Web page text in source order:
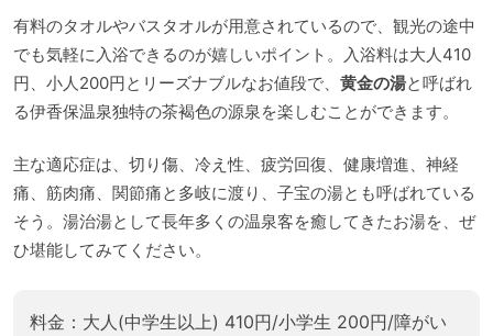
有料のタオルやバスタオルが用意されているので、観光の途中
でも気軽に入浴できるのが嬉しいポイント。入浴料は大人410
円、小人200円とリーズナブルなお値段で、 黄金の湯と呼ばれ
る伊香保温泉独特の茶褐色の源泉を楽しむことができます。
主な適応症は、切り傷、冷え性、疲労回復、健康増進、神経
痛、筋肉痛、関節痛と多岐に渡り、子宝の湯とも呼ばれている
そう。湯治湯として長年多くの温泉客を癒してきたお湯を、ぜ
ひ堪能してみてください。
料金：大人(中学生以上) 410円/小学生 200円/障がい